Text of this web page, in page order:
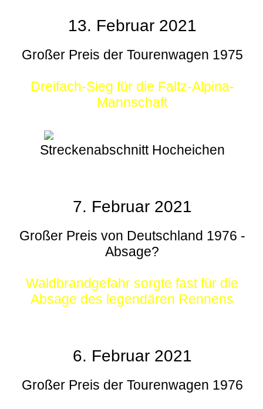
13. Februar 2021
Großer Preis der Tourenwagen 1975
Dreifach-Sieg für die Faltz-Alpina-
Mannschaft
Streckenabschnitt Hocheichen
7. Februar 2021
Großer Preis von Deutschland 1976 -
Absage?
Waldbrandgefahr sorgte fast für die
Absage des legendären Rennens
6. Februar 2021
Großer Preis der Tourenwagen 1976